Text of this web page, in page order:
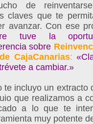
de
claves que te
avanzar. Con ese
tuve la
sobre
CajaCanarias:
a cambiar.»
te incluyo un extracto
que realizamos a
a lo que te
muy potente